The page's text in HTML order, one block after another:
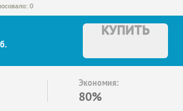
0
КУПИТЬ
Экономия:
80%